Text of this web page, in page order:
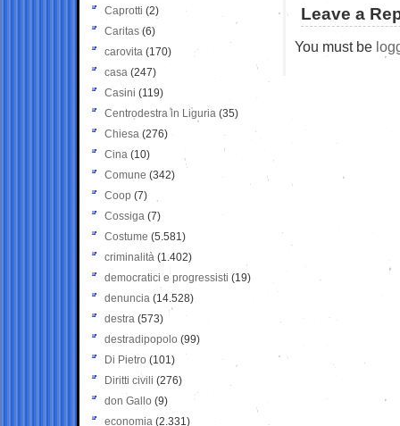
Leave a
You must be
Caprotti (2)
Caritas (6)
carovita (170)
casa (247)
Casini (119)
Centrodestra in Liguria (35)
Chiesa (276)
Cina (10)
Comune (342)
Coop (7)
Cossiga (7)
Costume (5.581)
criminalità (1.402)
democratici e progressisti (19)
denuncia (14.528)
destra (573)
destradipopolo (99)
Di Pietro (101)
Diritti civili (276)
don Gallo (9)
economia (2.331)